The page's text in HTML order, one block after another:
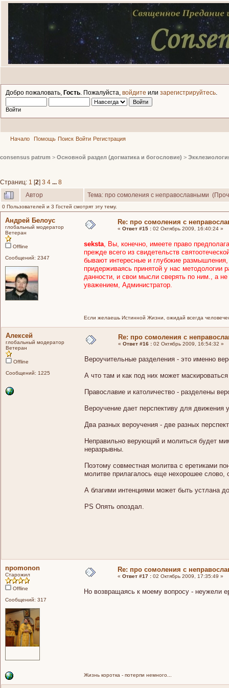
Добро пожаловать, Гость . Пожалуйста, войдите или зарегистрируйтесь
Войти
Начало Помощь Поиск Войти Регистрация
consensus patrum > Основной раздел (догматика и богословие) >
Страниц: 1 [2] 3 4 ... 8
Автор
Тема: про сомоления с неправославными
0 Пользователей и 3 Гостей смотрят эту тему.
Андрей Белоус
глобальный модератор
Ветеран
Offline
Сообщений: 2347
Re: про сомоления с
« Ответ #15 : 02 Октябрь 2009, 16:40:24 »
seksta , Вы, конечно, имеете право
прежде всего из свидетельств
бывают интересные и глубокие
придерживаясь принятой у нас методологии
данности, и свои мысли сверять по ним., а
уважением, Администратор.
Если желаешь Истинной Жизни, ожидай всегда
Алексей
глобальный модератор
Ветеран
Offline
Сообщений: 1225
Re: про сомоления с
« Ответ #16 : 02 Октябрь 2009, 16:54:32 »
Вероучительные разделения - это именно
А что там и как под них может
Православие и католичество - разделены
Вероучение дает перспективу для движения
Два разных вероучения - две разных
Неправильно верующий и молиться будет
неразрывны.
Поэтому совместная молитва с еретиками
молитве прилагалось еще нехорошее слово,
А благими интенциями может быть устлана
PS Опять опоздал.
npomonon
Старожил
Offline
Сообщений: 317
Re: про сомоления с
« Ответ #17 : 02 Октябрь 2009, 17:35:49 »
Но возвращаясь к моему вопросу - неужели
Жизнь коротка - потерпи немного...